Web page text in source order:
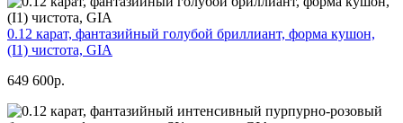
0.12 карат, фантазийный голубой бриллиант, форма кушон,
(I1) чистота, GIA
649 600р.